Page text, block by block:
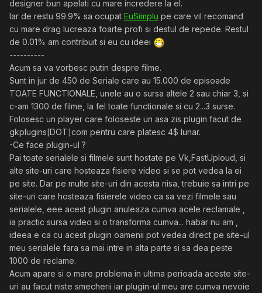
designer bun apelati cu mare incredere la el.
Iar de restu 99.9% sa ocupat EuSimplu pe care vil recomand
cu mare drag lucreaza foarte profi si destul de repede. Restul
de 0.01% am contribuit si eu cu ideei
----------
Acum sa va vorbesc putin despre filme.
Sunt in jur de 450 de Seriale care au 15.000 de episoade
TOATE FUNCTIONALE, unele au o sursa altele 2 sau chiar 3, si
c-am 1300 de filme, la fel toate functionale si cu 2...3 surse.
Folosesc un player care foloseste un asa zis plugin facut de
gkplugins[DOT]com pentru care platesc 4$ lunar.
-Ce face plugin-ul ?
Pai toate serialele si filmele sunt hostate pe Vk,FastUploud, si
alte site-uri care hosteaza fisiere video si se pot vedea la ei
pe site. Dar pe multe site-uri din acesta nisa, trebuie sa intri pe
site-uri care hosteaza fisierele video ca sa vezi filmele sau
serialele, eee acest plugin anuleaza cumva acele reclamale ,
ia practic sursa video si o transforma cumva... habar nu am ,
ideea e ca cu acest plugin oamenii pot vedea direct pe site-ul
meu serialele fara sa mai intre in alta parte si sa dea peste
1000 de reclame.
Acum apare si o mare problema in ultima perioada aceste site-
uri au facut niste smecherii iar plugin-ul meu are cumva nevoie